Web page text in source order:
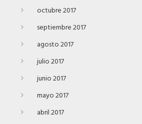
octubre 2017
septiembre 2017
agosto 2017
julio 2017
junio 2017
mayo 2017
abril 2017